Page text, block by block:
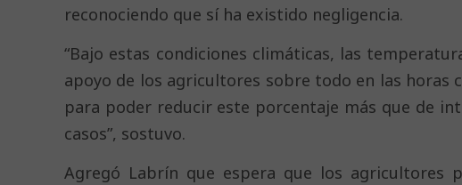
reconociendo que sí ha existido negligencia.
“Bajo estas condiciones climáticas, las
apoyo de los agricultores sobre todo en las horas
para poder reducir este porcentaje más que de
casos”, sostuvo.
Agregó Labrín que espera que los agricultores